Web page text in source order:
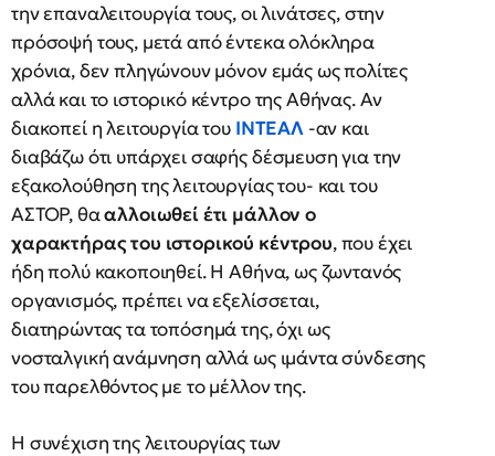
την επαναλειτουργία τους, οι λινάτσες, στην
πρόσοψή τους, μετά από έντεκα ολόκληρα
χρόνια, δεν πληγώνουν μόνον εμάς ως πολίτες
αλλά και το ιστορικό κέντρο της Αθήνας. Αν
διακοπεί η λειτουργία του ΙΝΤΕΑΛ -αν και
διαβάζω ότι υπάρχει σαφής δέσμευση για την
εξακολούθηση της λειτουργίας του- και του
ΑΣΤΟΡ, θααλλοιωθεί έτι μάλλον ο
χαρακτήρας του ιστορικού κέντρου, που έχει
ήδη πολύ κακοποιηθεί. Η Αθήνα, ως ζωντανός
οργανισμός, πρέπει να εξελίσσεται,
διατηρώντας τα τοπόσημά της, όχι ως
νοσταλγική ανάμνηση αλλά ως ιμάντα σύνδεσης
του παρελθόντος με το μέλλον της.
Η συνέχιση της λειτουργίας των